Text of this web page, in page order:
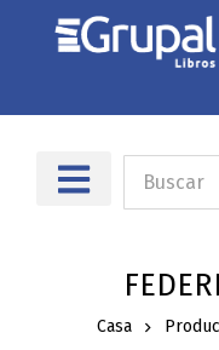
Casa